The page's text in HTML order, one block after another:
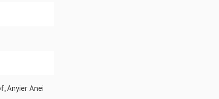
Anyier Anei